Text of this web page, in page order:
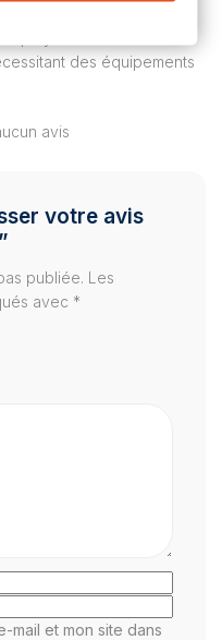
recherchant un divan
polyvalent.
des équipements
avis
votre avis
publiée. Les
avec *
mail et mon site dans